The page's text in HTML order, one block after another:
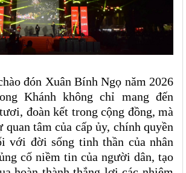
đón Xuân Bính Ngọ năm 2026
Khánh không chỉ mang đến
đoàn kết trong cộng đồng, mà
quan tâm của cấp ủy, chính quyền
với đời sống tinh thần của nhân
cố niềm tin của người dân, tạo